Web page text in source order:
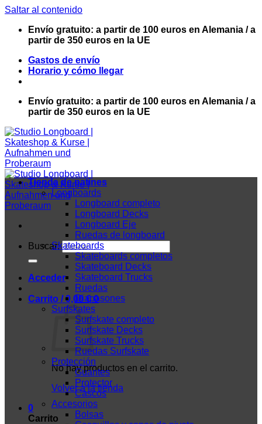
Saltar al contenido
Envío gratuito: a partir de 100 euros en Alemania / a
partir de 350 euros en la UE
Gastos de envío
Horario y cómo llegar
Envío gratuito: a partir de 100 euros en Alemania / a
partir de 350 euros en la UE
Buscar:
Acceder
Carrito /0,00€ 0
No hay productos en el carrito.
Volver a la tienda
0
Carrito
Tienda de patines
Longboards
Longboard completo
Longboard Decks
Longboard Eje
Ruedas de longboard
Skateboards
Skateboards completos
Skateboard Decks
Skateboard Trucks
Ruedas
Diapasones
Surfskates
Surfskate completo
Surfskate Decks
Surfskate Trucks
Ruedas Surfskate
Protección
Guantes
Protector
Cascos
Accesorios
Bolsas